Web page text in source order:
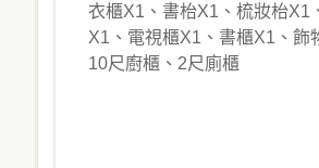
衣櫃X1、書枱X1、梳妝枱X1
X1、電視櫃X1、書櫃X1、飾
10尺廚櫃、2尺廁櫃